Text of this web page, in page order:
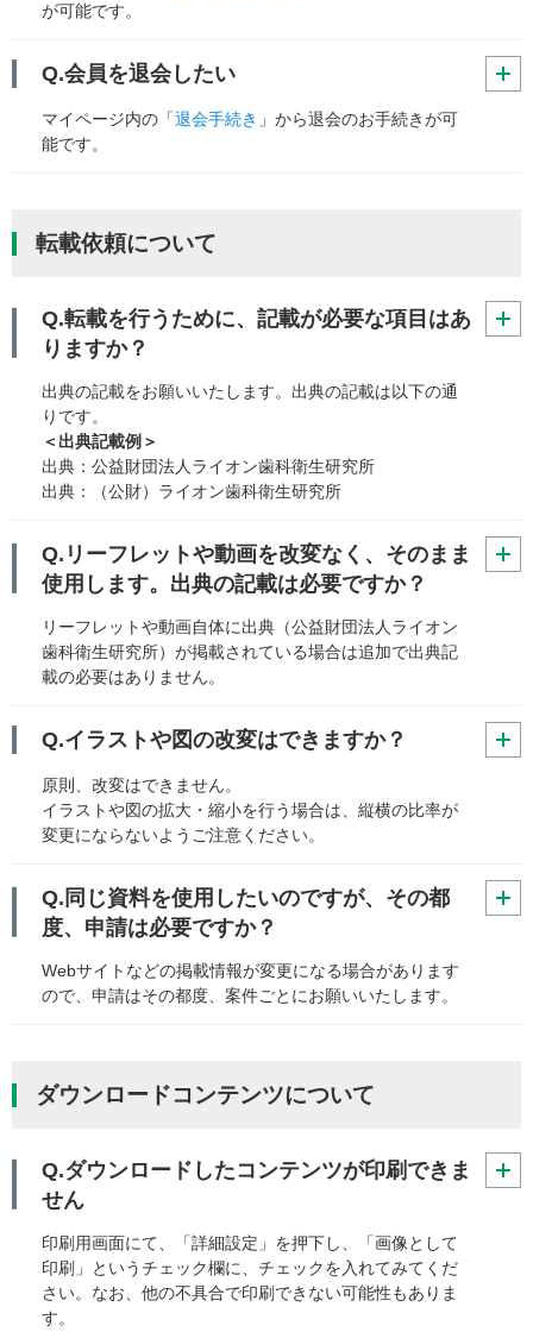
が可能です。
Q.会員を退会したい
マイページ内の「退会手続き 」から退会のお手続きが可
能です。
転載依頼について
Q.転載を行うために、記載が必要な項目はあ
りますか？
出典の記載をお願いいたします。出典の記載は以下の通
りです。
＜出典記載例＞
出典：公益財団法人ライオン歯科衛生研究所
出典：（公財）ライオン歯科衛生研究所
Q.リーフレットや動画を改変なく、そのまま
使用します。出典の記載は必要ですか？
リーフレットや動画自体に出典（公益財団法人ライオン
歯科衛生研究所）が掲載されている場合は追加で出典記
載の必要はありません。
Q.イラストや図の改変はできますか？
原則、改変はできません。
イラストや図の拡大・縮小を行う場合は、縦横の比率が
変更にならないようご注意ください。
Q.同じ資料を使用したいのですが、その都
度、申請は必要ですか？
Webサイトなどの掲載情報が変更になる場合があります
ので、申請はその都度、案件ごとにお願いいたします。
ダウンロードコンテンツについて
Q.ダウンロードしたコンテンツが印刷できま
せん
印刷用画面にて、「詳細設定」を押下し、「画像として
印刷」というチェック欄に、チェックを入れてみてくだ
さい。なお、他の不具合で印刷できない可能性もありま
す。